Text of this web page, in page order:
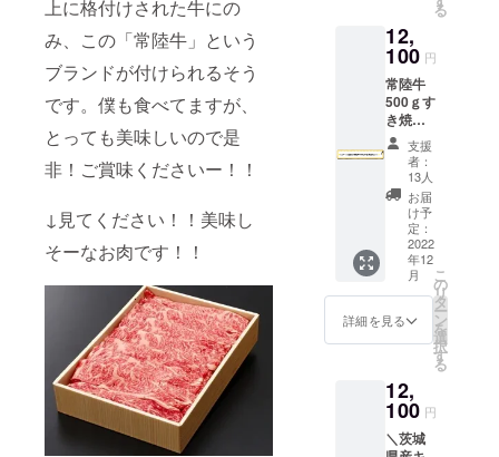
上に格付けされた牛にの
み、この「常陸牛」という
ブランドが付けられるそう
です。僕も食べてますが、
とっても美味しいので是
非！ご賞味くださいー！！
↓見てください！！美味し
そーなお肉です！！
は、県
内で最
も広く
栽培さ
れてい
ます。
産地：
茨城県
産 名
称：精
米 産
年：令
和4年産
い！！
【品
酸菌入
り野菜
【原産
国/産
地】茨
城県
【重
量】２
キロ未
満【保
存方
法】冷
蔵庫ま
たは、
ださ
い。
【品
種】わ
券！を
ご購入
して頂
けたら
特典と
して、
毎日配
信して
いるお
うちデ
イに30
秒程度
（応援
メッ
セージ
動画）
で登場
画内容
につい
打ち合
る
12,
100 円
常陸牛
500ｇす
き焼き
セッ
ト
12,100
円（税
込・送
料込）
優秀な
牛にし
か与え
られな
いブラ
ン
れた時
から
「常陸
牛」と
支援
者：
13人
お届
け予
定：
2022
年12
月
詳細を見る
こ
の
リ
タ
ー
ン
を
選
択
す
る
12,
100 円
＼茨城